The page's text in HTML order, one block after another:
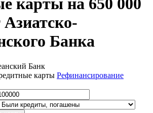
карты на 650 000
Азиатско-
Банка
карты Рефинансирование